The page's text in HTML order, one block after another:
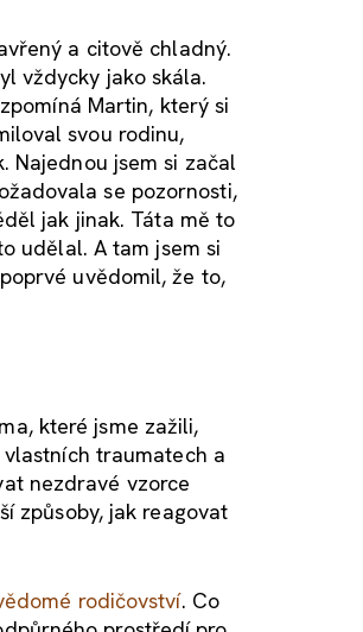
a citově chladný.
vždycky jako skála.
Martin, který si
svou rodinu,
Najednou jsem si začal
se pozornosti,
jak jinak. Táta mě to
udělal. A tam jsem si
uvědomil, že to,
které jsme zažili,
traumatech a
nezdravé vzorce
způsoby, jak reagovat
rodičovství. Co